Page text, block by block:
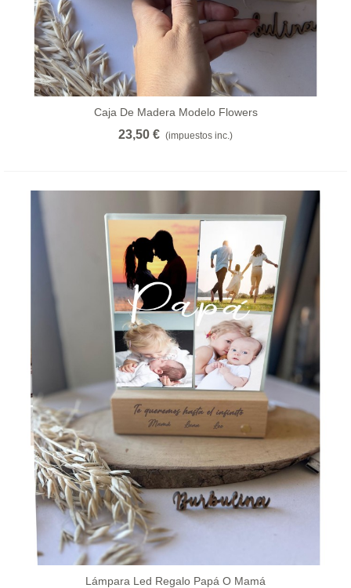
Caja De Madera Modelo Flowers
23,50 € (impuestos inc.)
Lámpara Led Regalo Papá O Mamá